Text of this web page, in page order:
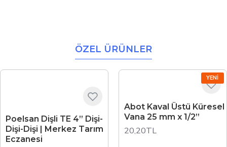
ÖZEL ÜRÜNLER
Poelsan Dişli TE 4” Dişi-
Dişi-Dişi | Merkez Tarım
Eczanesi
YENI
Abot Kaval Üstü Küresel
Vana 25 mm x 1/2”
20,20TL